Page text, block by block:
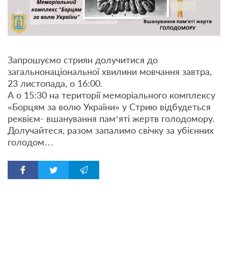
Запрошуємо стриян долучитися до
загальнонаціональної хвилини мовчання завтра,
23 листопада, о 16:00.
А о 15:30 на території меморіального комплексу
«Борцям за волю України» у Стрию відбудеться
реквієм- вшанування пам‘яті жертв голодомору.
Долучайтеся, разом запалимо свічку за убієнних
голодом…